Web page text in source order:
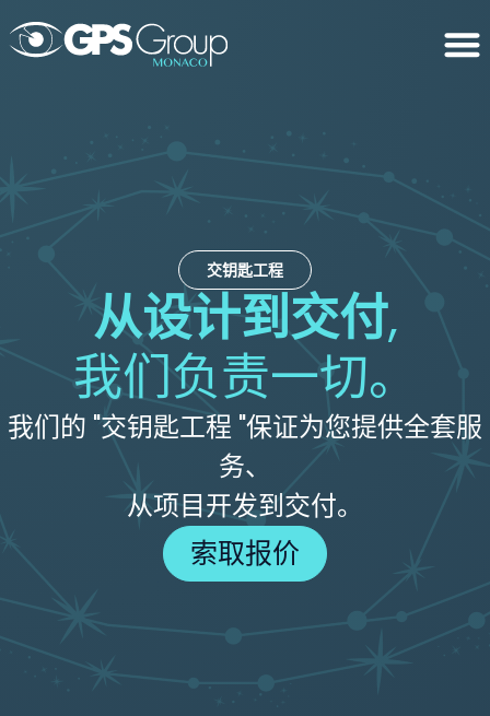
交钥匙工程
从设计到交付,
我们负责一切。
我们的 "交钥匙工程 "保证为您提供全套服
务、
从项目开发到交付。
索取报价